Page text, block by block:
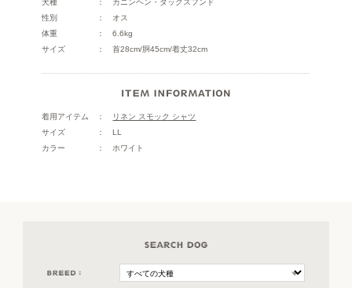
犬種
カニンヘン・ダックスフンド
性別
オス
体重
6.6kg
サイズ
首28cm/胴45cm/着丈32cm
着用アイテム
リネン スモック シャツ
サイズ
LL
カラー
ホワイト